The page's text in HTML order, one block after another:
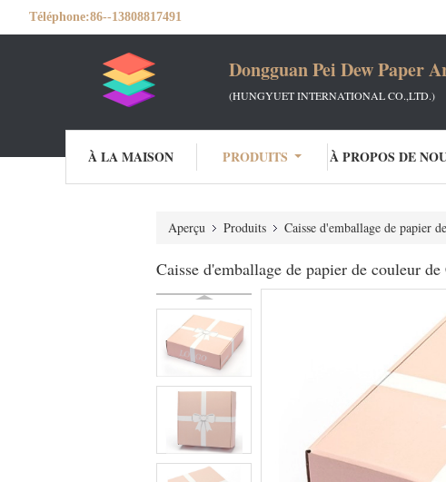
Téléphone:86--13808817491
Dongguan Pei Dew Paper
(HUNGYUET INTERNATIONAL CO.,LTD.)
À LA MAISON PRODUITS À PROPOS DE
Aperçu Produits Caisse d'emballage de papier
Caisse d'emballage de papier de couleur